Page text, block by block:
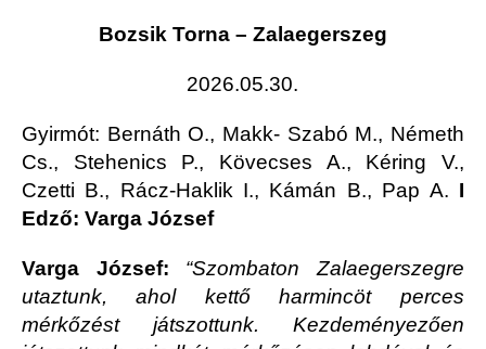
Bozsik Torna – Zalaegerszeg
2026.05.30.
Gyirmót: Bernáth O., Makk- Szabó M., Németh
Cs., Stehenics P., Kövecses A., Kéring V.,
Czetti B., Rácz-Haklik I., Kámán B., Pap A. I
Edző: Varga József
Varga József: “Szombaton Zalaegerszegre
utaztunk, ahol kettő harmincöt perces
mérkőzést játszottunk. Kezdeményezően